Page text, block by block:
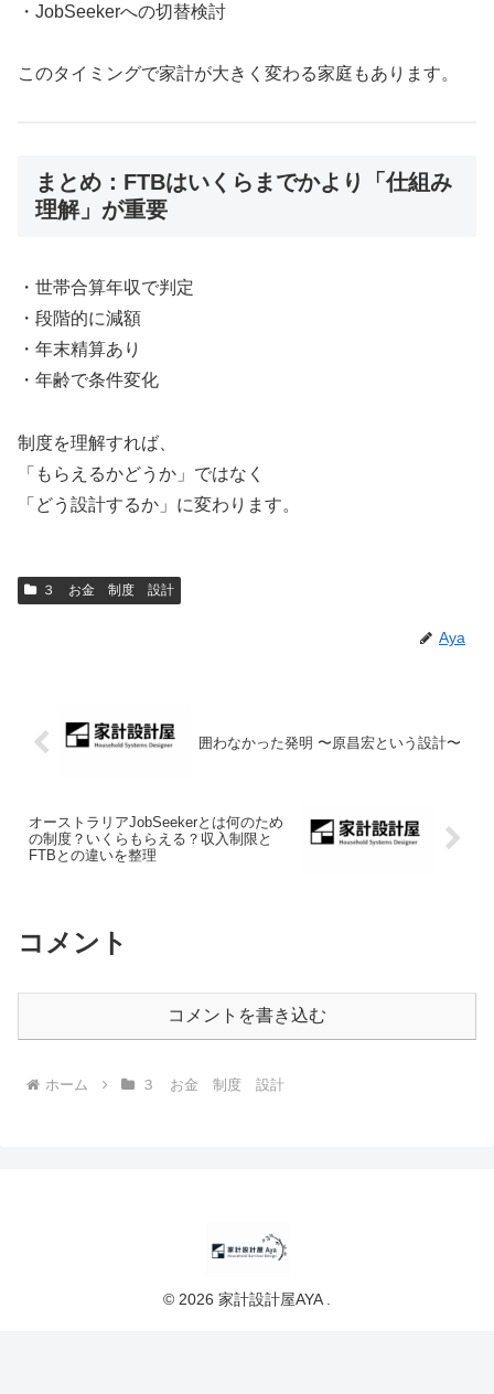
・JobSeekerへの切替検討
このタイミングで家計が大きく変わる家庭もあります。
まとめ：FTBはいくらまでかより「仕組み
理解」が重要
・世帯合算年収で判定
・段階的に減額
・年末精算あり
・年齢で条件変化
制度を理解すれば、
「もらえるかどうか」ではなく
「どう設計するか」に変わります。
３ お金 制度 設計
Aya
囲わなかった発明 〜原昌宏という設計〜
オーストラリアJobSeekerとは何のため
の制度？いくらもらえる？収入制限と
FTBとの違いを整理
コメント
コメントを書き込む
ホーム ３ お金 制度 設計
© 2026 家計設計屋AYA .